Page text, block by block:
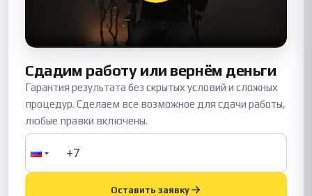
Сдадим работу или вернём деньги
Гарантия результата без скрытых условий и сложных
процедур. Сделаем все возможное для сдачи работы,
любые правки включены.
Оставить заявку